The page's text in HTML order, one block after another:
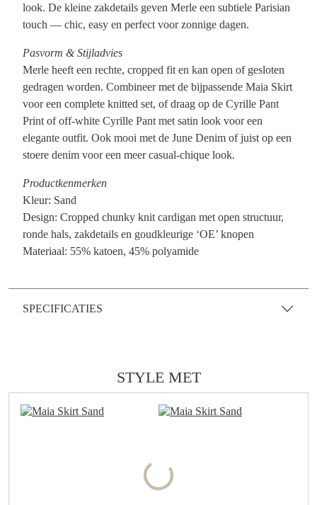
look. De kleine zakdetails geven Merle een subtiele Parisian
touch — chic, easy en perfect voor zonnige dagen.
Pasvorm & Stijladvies
Merle heeft een rechte, cropped fit en kan open of gesloten
gedragen worden. Combineer met de bijpassende Maia Skirt
voor een complete knitted set, of draag op de Cyrille Pant
Print of off-white Cyrille Pant met satin look voor een
elegante outfit. Ook mooi met de June Denim of juist op een
stoere denim voor een meer casual-chique look.
Productkenmerken
Kleur: Sand
Design: Cropped chunky knit cardigan met open structuur,
ronde hals, zakdetails en goudkleurige ‘OE’ knopen
Materiaal: 55% katoen, 45% polyamide
SPECIFICATIES
STYLE MET